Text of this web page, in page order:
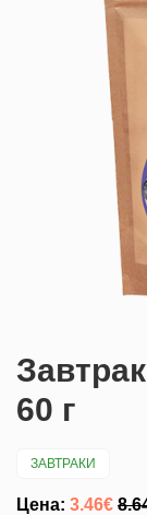
60 г
ЗАВТРАКИ
Цена: 3.46€